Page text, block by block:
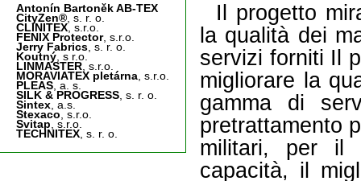
Il progetto
la qualità dei
servizi forniti Il
migliorare la
gamma di
pretrattamento
militari, per il
capacità, il
Antonín Bartoněk AB-TEX
CityZen® , s. r. o.
CLINITEX, s.r.o.
FENIX Protector, s.r.o.
Jerry Fabrics , s. r. o.
Koutný , s r.o.
LINMASTER , s.r.o.
MORAVIATEX pletárna , s.r.o.
PLEAS , a. s.
SILK & PROGRESS , s. r. o.
Sintex , a.s.
Stexaco , s.r.o.
Svitap , s.r.o.
TECHNITEX , s. r. o.